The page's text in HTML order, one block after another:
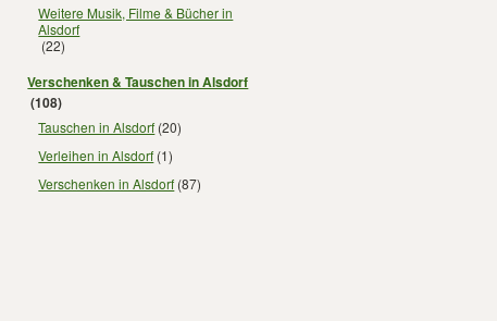
Weitere Musik, Filme & Bücher in
Alsdorf
(22)
Verschenken & Tauschen in Alsdorf
(108)
Tauschen in Alsdorf (20)
Verleihen in Alsdorf (1)
Verschenken in Alsdorf (87)